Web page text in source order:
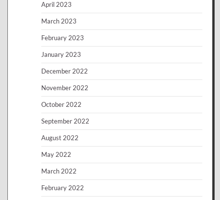
April 2023
March 2023
February 2023
January 2023
December 2022
November 2022
October 2022
September 2022
August 2022
May 2022
March 2022
February 2022